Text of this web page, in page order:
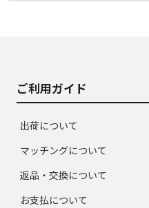
ご利用ガイド
出荷について
マッチングについて
返品・交換について
お支払について